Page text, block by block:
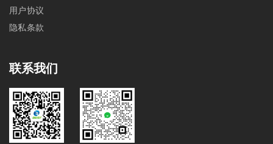
用户协议
隐私条款
联系我们